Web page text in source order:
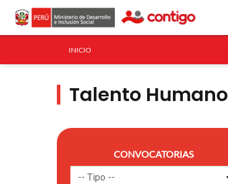
INICIO
Talento Humano
CONVOCATORIAS